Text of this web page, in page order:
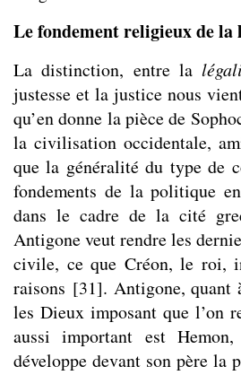
Le fondement religieux de
La distinction, entre la
justesse et la justice nous
qu’en donne la pièce de
la civilisation occidentale,
que la généralité du type de
fondements de la politique
dans le cadre de la cité
Antigone veut rendre les
civile, ce que Créon, le roi,
raisons [31]. Antigone, quant
les Dieux imposant que l’on
aussi important est
développe devant son père